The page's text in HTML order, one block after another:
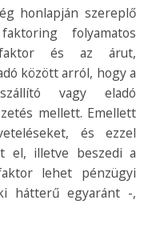
honlapján szereplő
folyamatos
és az árut,
között arról, hogy a
vagy eladó
mellett. Emellett
és ezzel
el, illetve beszedi a
lehet pénzügyi
hátterű egyaránt -,